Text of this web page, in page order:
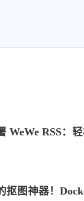
WeWe RSS：
抠图神器！